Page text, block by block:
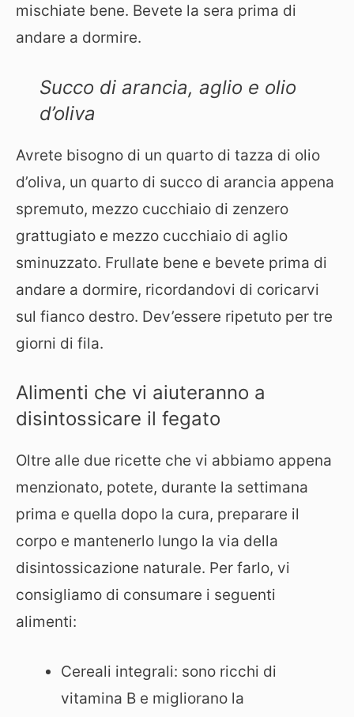
mischiate bene. Bevete la sera prima di
andare a dormire.
Succo di arancia, aglio e olio
d’oliva
Avrete bisogno di un quarto di tazza di olio
d’oliva, un quarto di succo di arancia appena
spremuto, mezzo cucchiaio di zenzero
grattugiato e mezzo cucchiaio di aglio
sminuzzato. Frullate bene e bevete prima di
andare a dormire, ricordandovi di coricarvi
sul fianco destro. Dev’essere ripetuto per tre
giorni di fila.
Alimenti che vi aiuteranno a
disintossicare il fegato
Oltre alle due ricette che vi abbiamo appena
menzionato, potete, durante la settimana
prima e quella dopo la cura, preparare il
corpo e mantenerlo lungo la via della
disintossicazione naturale. Per farlo, vi
consigliamo di consumare i seguenti
alimenti:
Cereali integrali: sono ricchi di
vitamina B e migliorano la